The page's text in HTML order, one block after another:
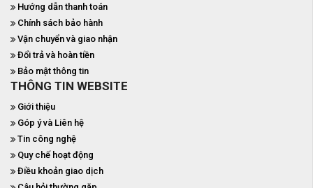
Hướng dẫn thanh toán
Chính sách bảo hành
Vận chuyển và giao nhận
Đổi trả và hoàn tiền
Bảo mật thông tin
THÔNG TIN WEBSITE
Giới thiệu
Góp ý và Liên hệ
Tin công nghệ
Quy chế hoạt động
Điều khoản giao dịch